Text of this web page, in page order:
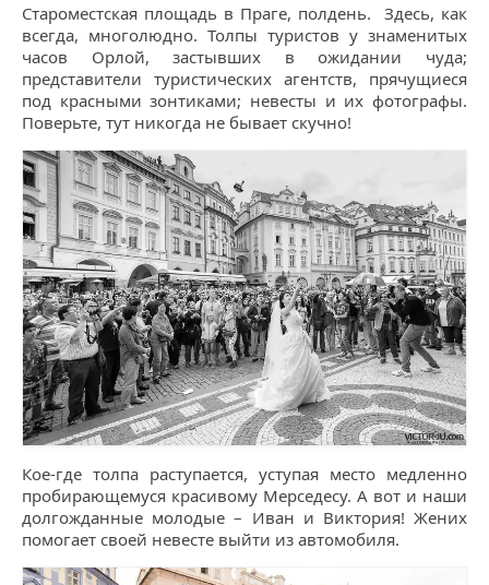
Староместская площадь в Праге, полдень. Здесь, как
всегда, многолюдно. Толпы туристов у знаменитых
часов Орлой, застывших в ожидании чуда;
представители туристических агентств, прячущиеся
под красными зонтиками; невесты и их фотографы.
Поверьте, тут никогда не бывает скучно!
Кое-где толпа раступается, уступая место медленно
пробирающемуся красивому Мерседесу. А вот и наши
долгожданные молодые – Иван и Виктория! Жених
помогает своей невесте выйти из автомобиля.